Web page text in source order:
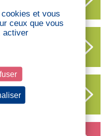
NOUVEAUX
et vous
ceux que vous
activer